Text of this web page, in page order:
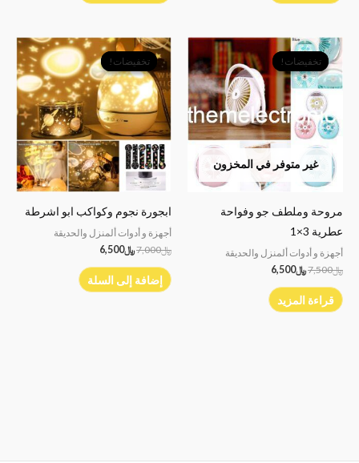
تخفيضات!
غير متوفر في المخزون
تخفيضات!
مروحة وملطف جو وفواحة
عطرية 3×1
أجهزة و أدوات ألمنزل والحديقة
﷼7,500
السعر
الأصلي
هو:
﷼7,500.
﷼6,500
السعر
الحالي
هو:
﷼6,500.
قراءة المزيد
تخفيضات!
تخفيضات!
ابجورة نجوم وكواكب ابو اشرطة
أجهزة و أدوات ألمنزل والحديقة
﷼7,000
السعر
الأصلي
هو:
﷼7,000.
﷼6,500
السعر
الحالي
هو:
﷼6,500.
إضافة إلى السلة